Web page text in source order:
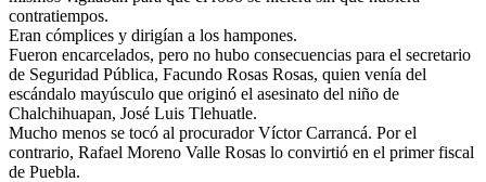
contratiempos.
Eran cómplices y dirigían a los hampones.
Fueron encarcelados, pero no hubo consecuencias para el secretario
de Seguridad Pública, Facundo Rosas Rosas, quien venía del
escándalo mayúsculo que originó el asesinato del niño de
Chalchihuapan, José Luis Tlehuatle.
Mucho menos se tocó al procurador Víctor Carrancá. Por el
contrario, Rafael Moreno Valle Rosas lo convirtió en el primer fiscal
de Puebla.